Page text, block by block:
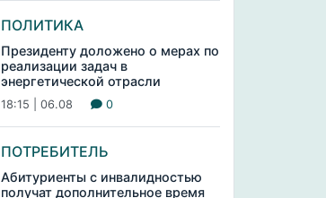
ПОЛИТИКА
Президенту доложено о мерах по
реализации задач в
энергетической отрасли
18:15 | 06.08 0
ПОТРЕБИТЕЛЬ
Абитуриенты с инвалидностью
получат дополнительное время